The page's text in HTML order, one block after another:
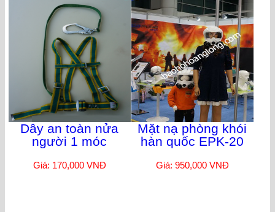
Dây an toàn nửa
người 1 móc
Giá: 170,000 VNĐ
Mặt nạ phòng khói
hàn quốc EPK-20
Giá: 950,000 VNĐ